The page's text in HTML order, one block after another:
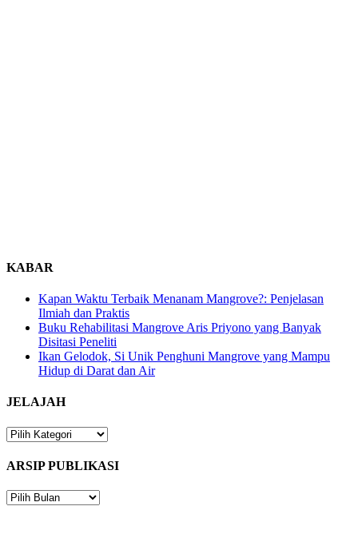
KABAR
Kapan Waktu Terbaik Menanam Mangrove?: Penjelasan
Ilmiah dan Praktis
Buku Rehabilitasi Mangrove Aris Priyono yang Banyak
Disitasi Peneliti
Ikan Gelodok, Si Unik Penghuni Mangrove yang Mampu
Hidup di Darat dan Air
JELAJAH
JELAJAH
ARSIP PUBLIKASI
ARSIP